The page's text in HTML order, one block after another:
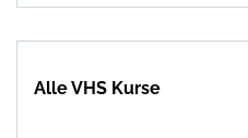
Alle VHS Kurse